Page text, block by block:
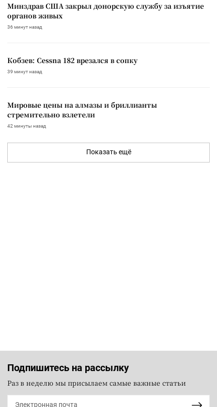
Минздрав США закрыл донорскую службу за изъятие
органов живых
36 минут назад
Кобзев: Cessna 182 врезался в сопку
39 минут назад
Мировые цены на алмазы и бриллианты
стремительно взлетели
42 минуты назад
Показать ещё
Подпишитесь на рассылку
Раз в неделю мы присылаем самые важные статьи